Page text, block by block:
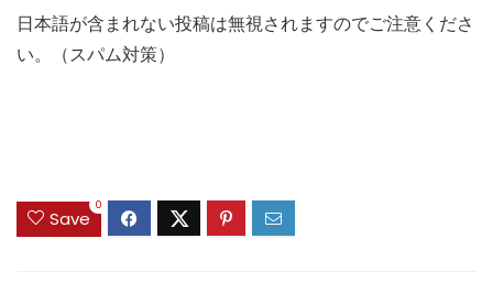
日本語が含まれない投稿は無視されますのでご注意くださ
い。（スパム対策）
Save
0